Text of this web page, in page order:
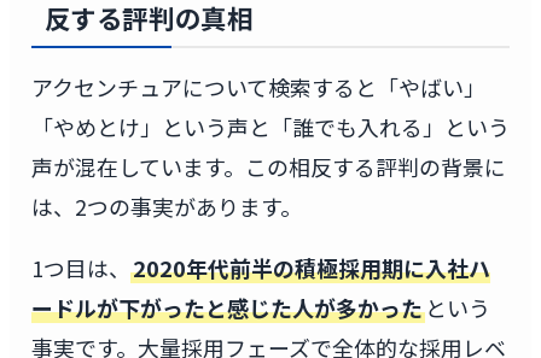
反する評判の真相
アクセンチュアについて検索すると「やばい」
「やめとけ」という声と「誰でも入れる」という
声が混在しています。この相反する評判の背景に
は、2つの事実があります。
1つ目は、 2020年代前半の積極採用期に入社ハ
ードルが下がったと感じた人が多かったという
事実です。大量採用フェーズで全体的な採用レベ